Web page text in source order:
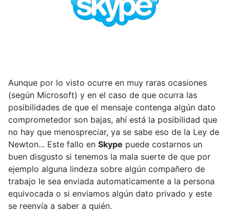
Aunque por lo visto ocurre en muy raras ocasiones
(según Microsoft) y en el caso de que ocurra las
posibilidades de que el mensaje contenga algún dato
comprometedor son bajas, ahí está la posibilidad que
no hay que menospreciar, ya se sabe eso de la Ley de
Newton... Este fallo en Skype puede costarnos un
buen disgusto si tenemos la mala suerte de que por
ejemplo alguna lindeza sobre algún compañero de
trabajo le sea enviada automaticamente a la persona
equivocada o si enviamos algún dato privado y este
se reenvía a saber a quién.